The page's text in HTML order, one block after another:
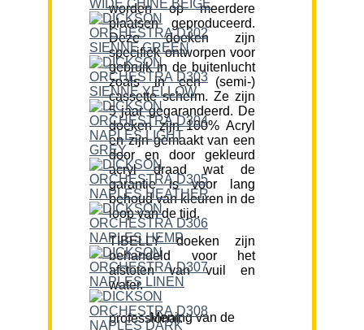
worden op meerdere
plaatsen geproduceerd.
Deze doeken zijn
specifiek ontworpen voor
gebruik in de buitenlucht
zoals in een (semi-)
cassette scherm. Ze zijn
5 jaar gegarandeerd. De
doeken zijn 100% Acryl
en zijn gemaakt van een
door en door gekleurd
acryl draad wat de
garantie is voor lang
behoud van kleuren in de
loop van de tijd.
TIBELLY doeken zijn
behandeld voor het
afstoten van vuil en
water.
Mening van de professional: